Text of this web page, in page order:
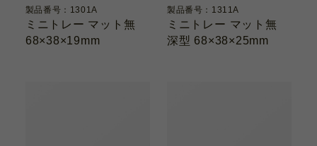
製品番号：1301A
ミニトレー マット無
68×38×19mm
製品番号：1311A
ミニトレー マット無
深型 68×38×25mm